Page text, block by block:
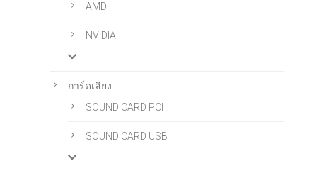
AMD
NVIDIA
การ์ดเสียง
SOUND CARD PCI
SOUND CARD USB